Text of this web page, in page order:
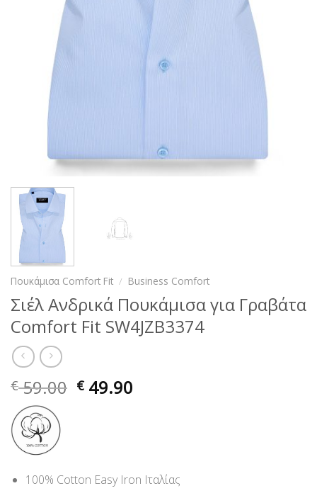
Πουκάμισα Comfort Fit / Business Comfort
Σιέλ Ανδρικά Πουκάμισα για Γραβάτα
Comfort Fit SW4JZB3374
€59.00 € 49.90
100% Cotton Easy Iron Ιταλίας